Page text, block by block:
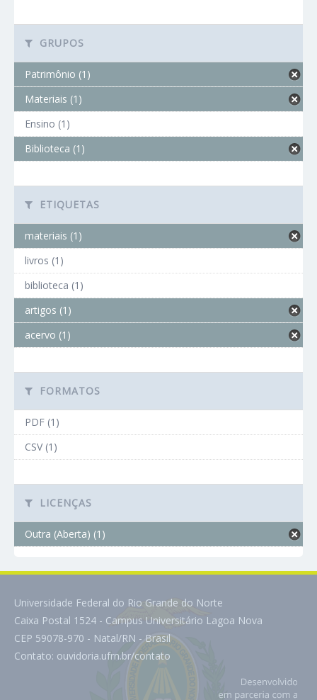
GRUPOS
Patrimônio (1)
Materiais (1)
Ensino (1)
Biblioteca (1)
ETIQUETAS
materiais (1)
livros (1)
biblioteca (1)
artigos (1)
acervo (1)
FORMATOS
PDF (1)
CSV (1)
LICENÇAS
Outra (Aberta) (1)
Universidade Federal do Rio Grande do Norte
Caixa Postal 1524 - Campus Universitário Lagoa Nova
CEP 59078-970 - Natal/RN - Brasil
Contato: ouvidoria.ufrn.br/contato